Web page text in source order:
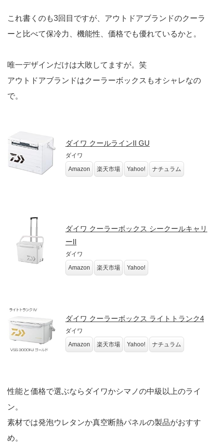
これ書くのも3回目ですが、アウトドアブランドのクーラ
ーと比べて保冷力、機能性、価格でも優れているかと。
唯一デザインだけは大敗してますが。笑
アウトドアブランドはクーラーボックスもオシャレなの
で。
ダイワ クールラインII GU
ダイワ
Amazon
楽天市場 Yahoo! ナチュラム
ダイワ クーラーボックス シークールキャリ
ーII
ダイワ
Amazon
楽天市場 Yahoo!
ダイワ クーラーボックス ライトトランク4
ダイワ
Amazon
楽天市場 Yahoo! ナチュラム
性能と価格で選ぶならダイワかシマノの中級以上のライ
ン。
素材では発泡ウレタンか真空断熱パネルの製品がおすす
め。